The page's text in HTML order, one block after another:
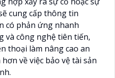
cung cấp thông tin
có phản ứng nhanh
và công nghệ tiên tiến,
thoại làm nâng cao an
về việc bảo vệ tài sản